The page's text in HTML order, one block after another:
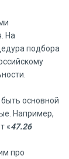
На
подбора
основной
Например,
«47.26
про